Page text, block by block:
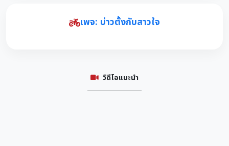
เพจ: บ่าวตั้งกับสาวใจ
วิดีโอแนะนำ